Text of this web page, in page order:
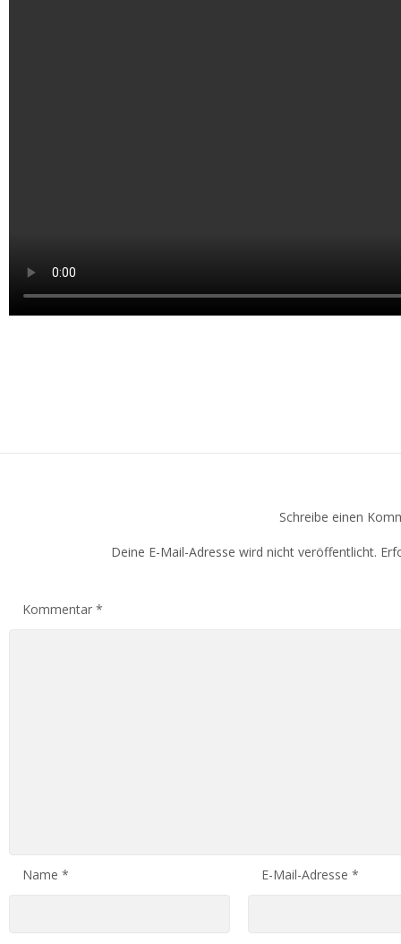
Schreibe einen
Deine E-Mail-Adresse wird nicht veröffentlicht.
Kommentar *
Name * E-Mail-Adresse *